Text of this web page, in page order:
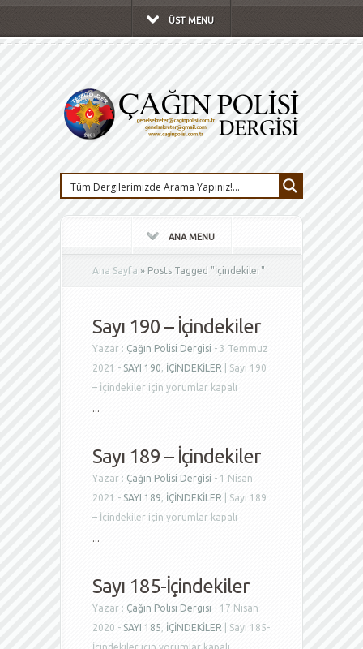
ÜST MENU
ANA MENU
Ana Sayfa » Posts Tagged "İçindekiler"
Sayı 190 – İçindekiler
Yazar : Çağın Polisi Dergisi - 3 Temmuz
2021 - SAYI 190, İÇİNDEKİLER
Sayı 190
– İçindekiler için yorumlar kapalı
...
Sayı 189 – İçindekiler
Yazar : Çağın Polisi Dergisi - 1 Nisan
2021 - SAYI 189, İÇİNDEKİLER
Sayı 189
– İçindekiler için yorumlar kapalı
...
Sayı 185-İçindekiler
Yazar : Çağın Polisi Dergisi - 17 Nisan
2020 - SAYI 185, İÇİNDEKİLER
Sayı 185-